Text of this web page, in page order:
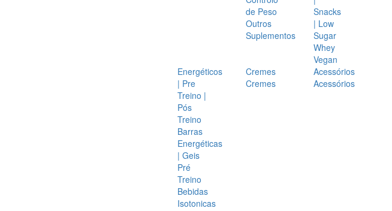
de Peso
Outros
Suplementos
Snacks
| Low
Sugar
Whey
Vegan
Energéticos
| Pre
Treino |
Pós
Treino
Barras
Energéticas
| Geis
Pré
Treino
Bebidas
Isotonicas
Cremes
Cremes
Acessórios
Acessórios